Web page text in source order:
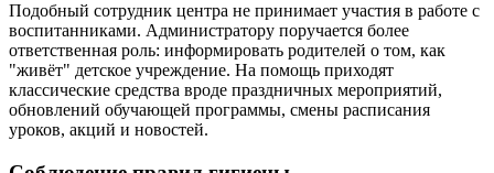
Подобный сотрудник центра не принимает участия в работе с
воспитанниками. Администратору поручается более
ответственная роль: информировать родителей о том, как
"живёт" детское учреждение. На помощь приходят
классические средства вроде праздничных мероприятий,
обновлений обучающей программы, смены расписания
уроков, акций и новостей.